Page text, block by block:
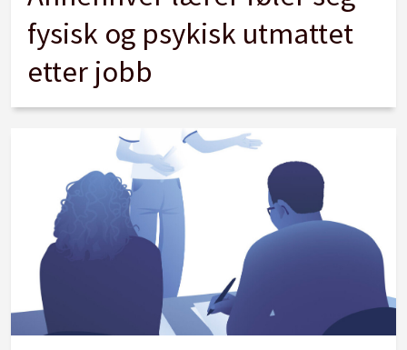
fysisk og psykisk utmattet
etter jobb